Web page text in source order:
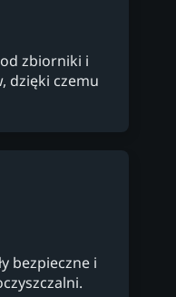
zbiorniki i
dzięki czemu
bezpieczne i